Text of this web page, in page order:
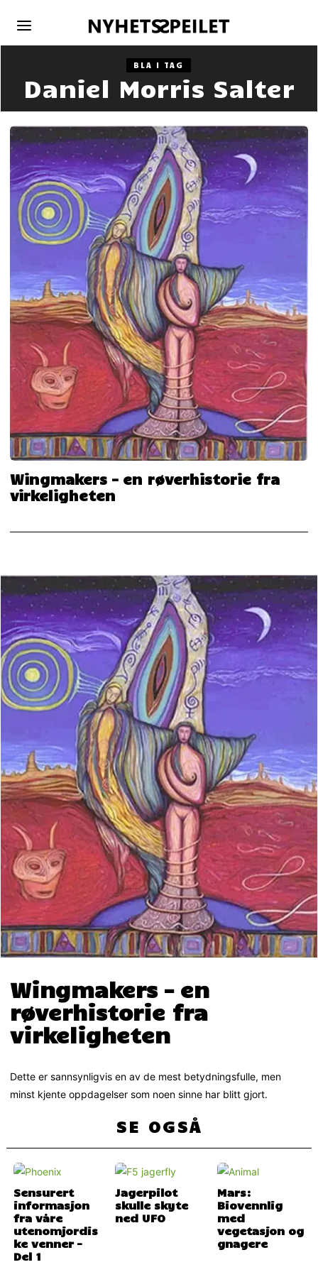
BLA I TAG
Daniel Morris Salter
Wingmakers – en røverhistorie fra
virkeligheten
Wingmakers – en
røverhistorie fra
virkeligheten
Dette er sannsynligvis en av de mest betydningsfulle, men
minst kjente oppdagelser som noen sinne har blitt gjort.
SE OGSÅ
Sensurert
informasjon
fra våre
utenomjordis
ke venner –
Del 1
Jagerpilot
skulle skyte
ned UFO
Mars:
Biovennlig
med
vegetasjon og
gnagere